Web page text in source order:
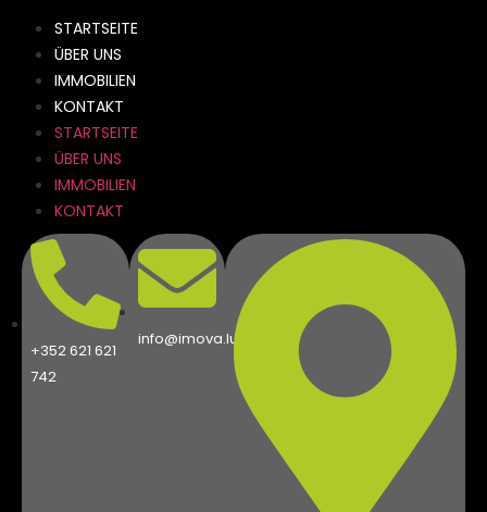
STARTSEITE
ÜBER UNS
IMMOBILIEN
KONTAKT
STARTSEITE
ÜBER UNS
IMMOBILIEN
KONTAKT
+352 621 621
742
info@imova.lu